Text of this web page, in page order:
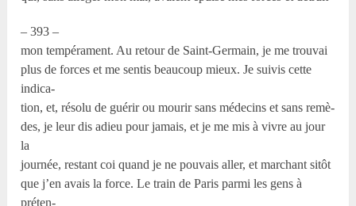
– 393 –
mon tempérament. Au retour de Saint-Germain, je me trouvai
plus de forces et me sentis beaucoup mieux. Je suivis cette
indica-
tion, et, résolu de guérir ou mourir sans médecins et sans remè-
des, je leur dis adieu pour jamais, et je me mis à vivre au jour
la
journée, restant coi quand je ne pouvais aller, et marchant sitôt
que j’en avais la force. Le train de Paris parmi les gens à
préten-